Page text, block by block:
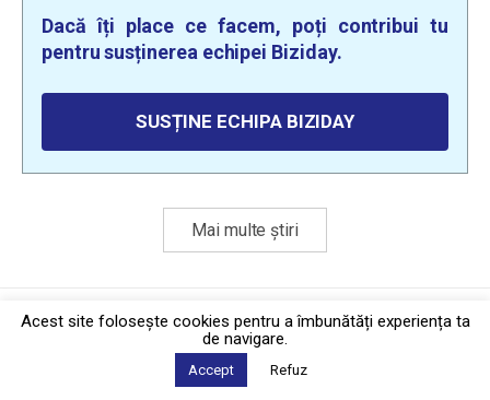
Dacă îți place ce facem, poți contribui tu
pentru susținerea echipei Biziday.
SUSȚINE ECHIPA BIZIDAY
Mai multe știri
Politica de confidențialitate·Contact
2026 © Biziday
Acest site foloseşte cookies pentru a îmbunătăți experiența ta
de navigare.
Accept Refuz